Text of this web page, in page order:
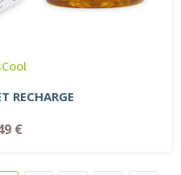
RECHARGE
€